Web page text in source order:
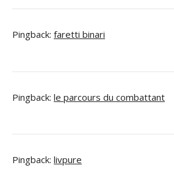
Pingback: faretti binari
Pingback: le parcours du combattant
Pingback: livpure